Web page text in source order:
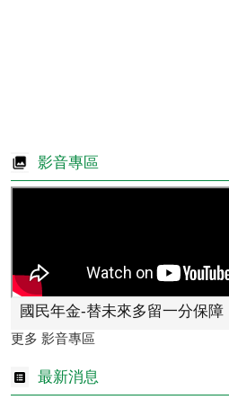
影音專區
國民年金-替未來多留一分保障
更多 影音專區
最新消息